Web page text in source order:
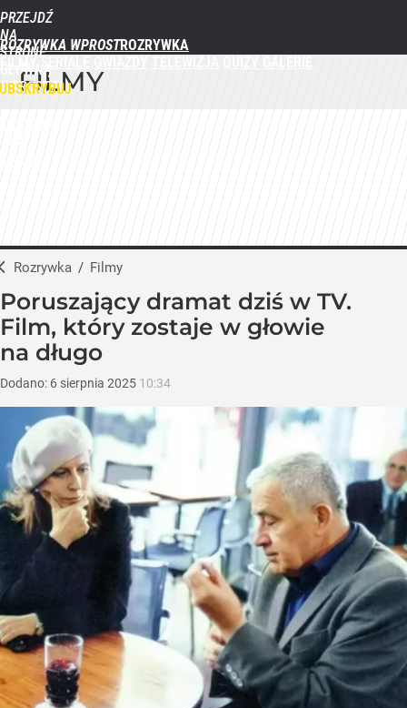
PRZEJDŹ
NA
STRONĘ
GŁÓWNĄ
WPROST.PL
ROZRYWKA WPROST
FILMY
Rozrywka / Filmy
Poruszający dramat dziś w TV.
Film, który zostaje w głowie
na długo
Dodano: 6 sierpnia 2025 10:34